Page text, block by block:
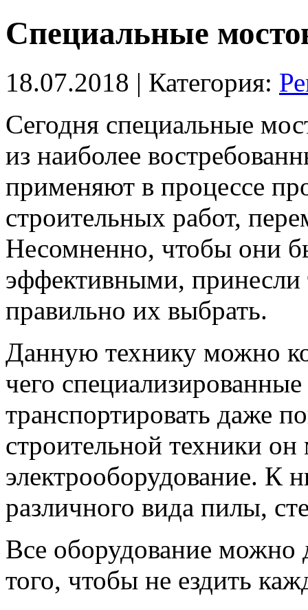
Специальные
18.07.2018 | Категория:
Сегодня специальные
из наиболее
применяют в процессе
строительных работ,
Несомненно, чтобы они
эффективными, принесли
правильно их выбрать.
Данную технику можно
чего
транспортировать даже
строительной техники он
электрооборудование. К
различного вида пилы,
Все оборудование можно
того, чтобы не ездить